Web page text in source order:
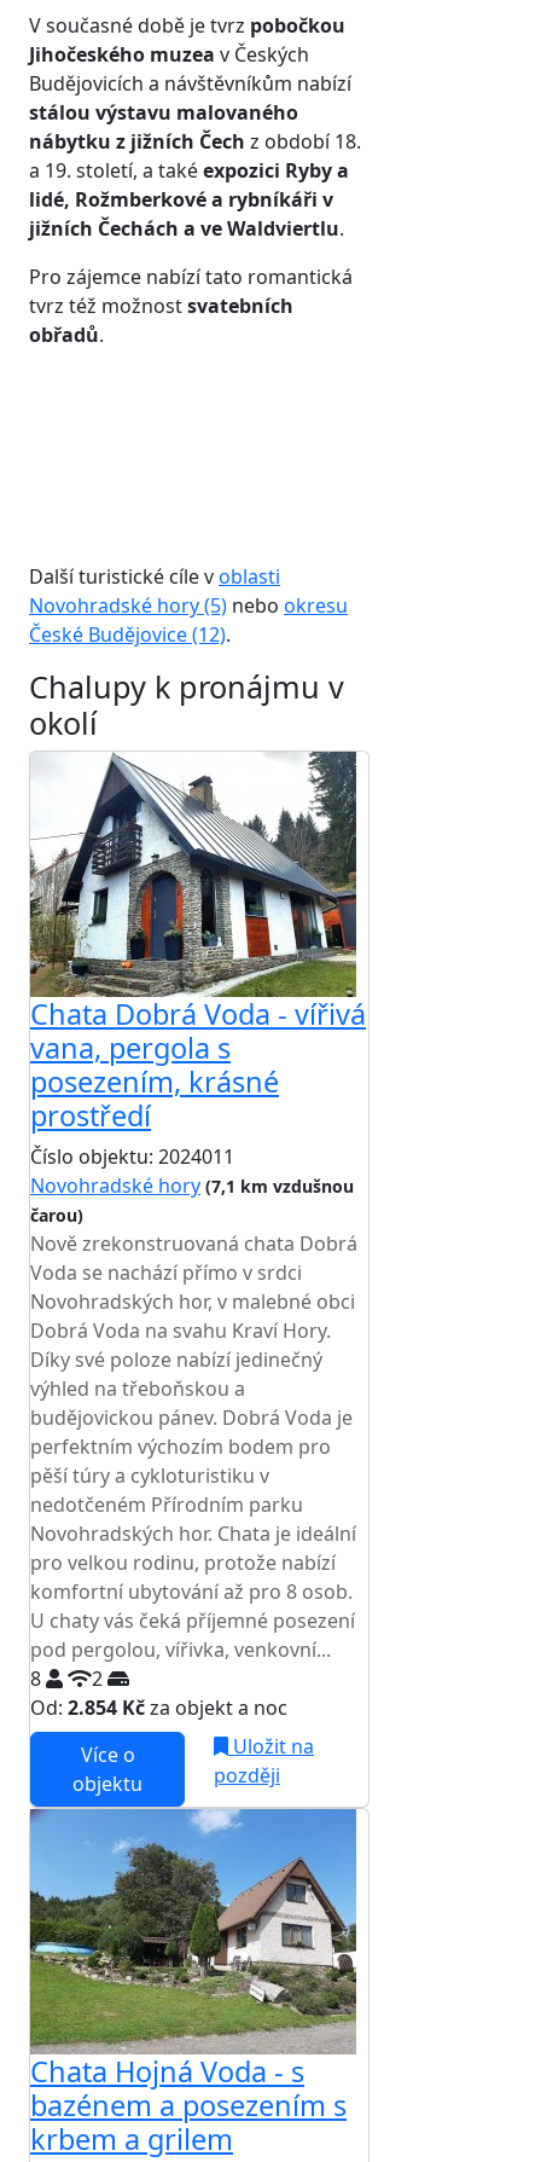
V současné době je tvrz pobočkou
Jihočeského muzea v Českých
Budějovicích a návštěvníkům nabízí
stálou výstavu malovaného
nábytku z jižních Čech z období 18.
a 19. století, a takéexpozici Ryby a
lidé, Rožmberkové a rybníkáři v
jižních Čechách a ve Waldviertlu.
Pro zájemce nabízí tato romantická
tvrz též možnostsvatebních
obřadů.
Další turistické cíle voblasti
Novohradské hory (5) nebo okresu
České Budějovice (12).
Chalupy k pronájmu v
okolí
Chata Dobrá Voda - vířivá
vana, pergola s
posezením, krásné
prostředí
Číslo objektu: 2024011
Novohradské hory (7,1 km vzdušnou
čarou)
Nově zrekonstruovaná chata Dobrá
Voda se nachází přímo v srdci
Novohradských hor, v malebné obci
Dobrá Voda na svahu Kraví Hory.
Díky své poloze nabízí jedinečný
výhled na třeboňskou a
budějovickou pánev. Dobrá Voda je
perfektním výchozím bodem pro
pěší túry a cykloturistiku v
nedotčeném Přírodním parku
Novohradských hor. Chata je ideální
pro velkou rodinu, protože nabízí
komfortní ubytování až pro 8 osob.
U chaty vás čeká příjemné posezení
pod pergolou, vířivka, venkovní...
8
2
Od: 2.854 Kčza objekt a noc
Více o
objektu
Uložit na
později
Chata Hojná Voda - s
bazénem a posezením s
krbem a grilem